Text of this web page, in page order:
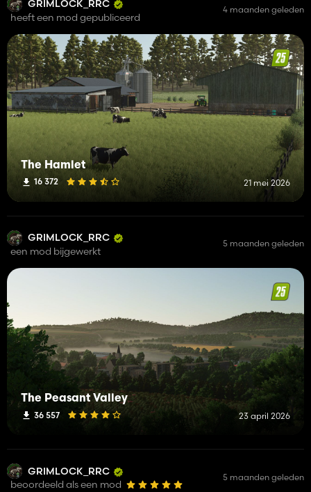
GRIMLOCK_RRC
heeft een mod gepubliceerd
4 maanden geleden
The Hamlet
16 372 21 mei 2026
GRIMLOCK_RRC
een mod bijgewerkt
5 maanden geleden
The Peasant Valley
36 557 23 april 2026
GRIMLOCK_RRC
beoordeeld als een mod
5 maanden geleden